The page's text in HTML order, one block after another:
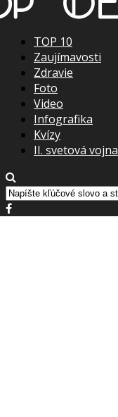
TOP 10
Zaujímavosti
Zdravie
Foto
Video
Infografika
Kvízy
II. svetová vojna